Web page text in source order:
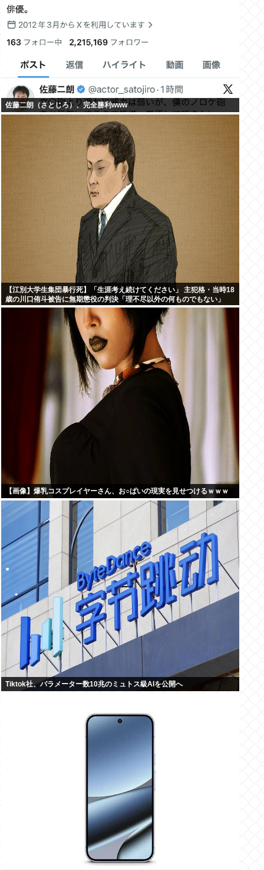
佐藤二朗（さとじろ）、完全勝利www
【江別大学生集団暴行死】「生涯考え続けてください」 主犯格・当時18
歳の川口侑斗被告に無期懲役の判決「理不尽以外の何ものでもない」
【画像】爆乳コスプレイヤーさん、お○ぱいの現実を見せつけるｗｗｗ
Tiktok社、パラメーター数10兆のミュトス級AIを公開へ